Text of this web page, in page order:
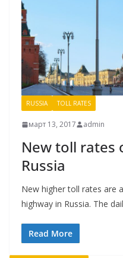
RUSSIA TOLL RATES
март 13, 2017 admin
New toll rates
Russia
New higher toll rates are
highway in Russia. The
Read More